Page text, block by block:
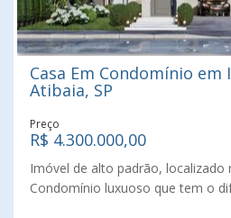
Casa Em Condomínio
Atibaia, SP
Preço
R$ 4.300.000,00
Imóvel de alto padrão, localizado
Condomínio luxuoso que tem o